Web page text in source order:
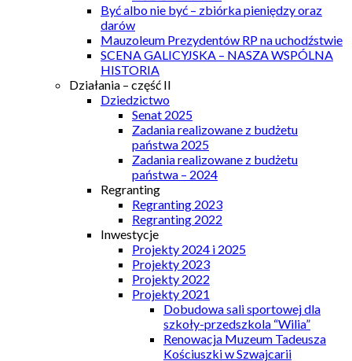
Być albo nie być – zbiórka pieniędzy oraz
darów
Mauzoleum Prezydentów RP na uchodźstwie
SCENA GALICYJSKA – NASZA WSPÓLNA
HISTORIA
Działania – część II
Dziedzictwo
Senat 2025
Zadania realizowane z budżetu
państwa 2025
Zadania realizowane z budżetu
państwa – 2024
Regranting
Regranting 2023
Regranting 2022
Inwestycje
Projekty 2024 i 2025
Projekty 2023
Projekty 2022
Projekty 2021
Dobudowa sali sportowej dla
szkoły-przedszkola “Wilia”
Renowacja Muzeum Tadeusza
Kościuszki w Szwajcarii